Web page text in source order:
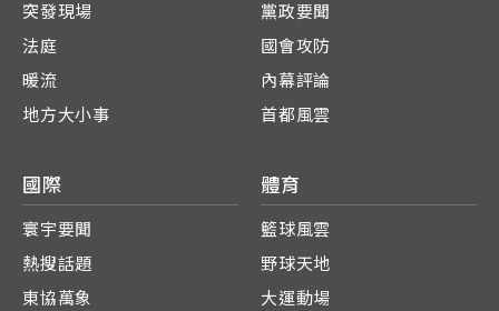
突發現場
法庭
暖流
地方大小事
黨政要聞
國會攻防
內幕評論
首都風雲
國際
寰宇要聞
熱搜話題
東協萬象
體育
籃球風雲
野球天地
大運動場